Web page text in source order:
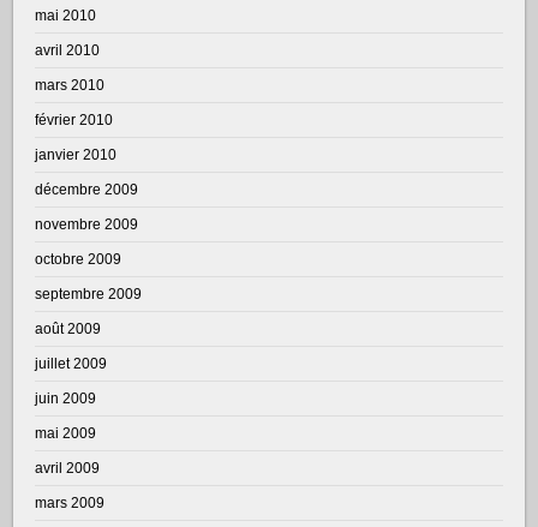
mai 2010
avril 2010
mars 2010
février 2010
janvier 2010
décembre 2009
novembre 2009
octobre 2009
septembre 2009
août 2009
juillet 2009
juin 2009
mai 2009
avril 2009
mars 2009